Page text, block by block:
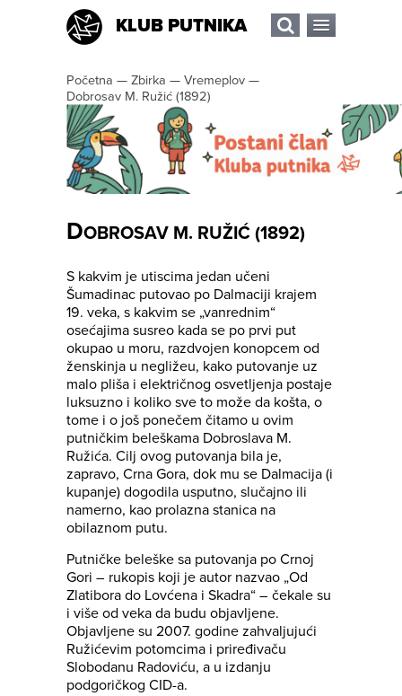
KLUB PUTNIKA
Početna — Zbirka — Vremeplov —
Dobrosav M. Ružić (1892)
DOBROSAV M. RUŽIĆ (1892)
S kakvim je utiscima jedan učeni
Šumadinac putovao po Dalmaciji krajem
19. veka, s kakvim se „vanrednim“
osećajima susreo kada se po prvi put
okupao u moru, razdvojen konopcem od
ženskinja u negližeu, kako putovanje uz
malo pliša i električnog osvetljenja postaje
luksuzno i koliko sve to može da košta, o
tome i o još ponečem čitamo u ovim
putničkim beleškama Dobroslava M.
Ružića. Cilj ovog putovanja bila je,
zapravo, Crna Gora, dok mu se Dalmacija (i
kupanje) dogodila usputno, slučajno ili
namerno, kao prolazna stanica na
obilaznom putu.
Putničke beleške sa putovanja po Crnoj
Gori – rukopis koji je autor nazvao „Od
Zlatibora do Lovćena i Skadra“ – čekale su
i više od veka da budu objavljene.
Objavljene su 2007. godine zahvaljujući
Ružićevim potomcima i priređivaču
Slobodanu Radoviću, a u izdanju
podgoričkog CID-a.